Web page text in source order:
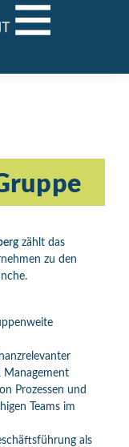
zählt das
zu den
Management
Prozessen und
Teams im
als